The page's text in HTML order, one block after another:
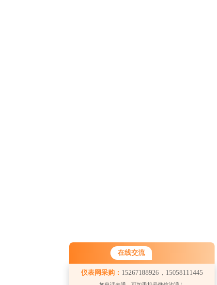
在线交流
仪表网采购： 15267188926，15058111445